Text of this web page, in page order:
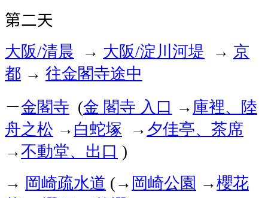
第二天
大阪/清晨 → 大阪/淀川河堤 → 京
都 → 往金閣寺途中
－金閣寺 (金 閣寺 入口 → 庫裡、陸
舟之松 → 白蛇塚 → 夕佳亭、茶席
→不動堂、出口 )
→ 岡崎疏水道 (→ 岡崎公園 →櫻花